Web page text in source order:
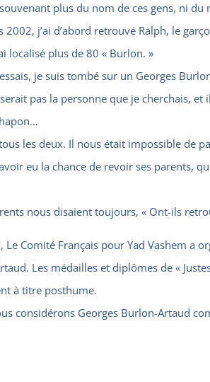
plus du nom de ces gens, ni du
2002, j’ai d’abord retrouvé Ralph, le
localisé plus de 80 « Burlon. »
je suis tombé sur un Georges
pas la personne que je cherchais, et
les deux. Il nous était impossible de
eu la chance de revoir ses parents,
nous disaient toujours, « Ont-ils
Le Comité Français pour Yad Vashem a
Les médailles et diplômes de «
à titre posthume.
considérons Georges Burlon-Artaud